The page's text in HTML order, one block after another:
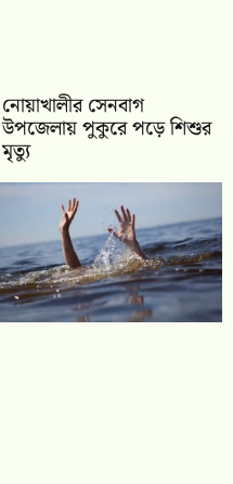
নোয়াখালীর সেনবাগ
উপজেলায় পুকুরে পড়ে শিশুর
মৃত্যু